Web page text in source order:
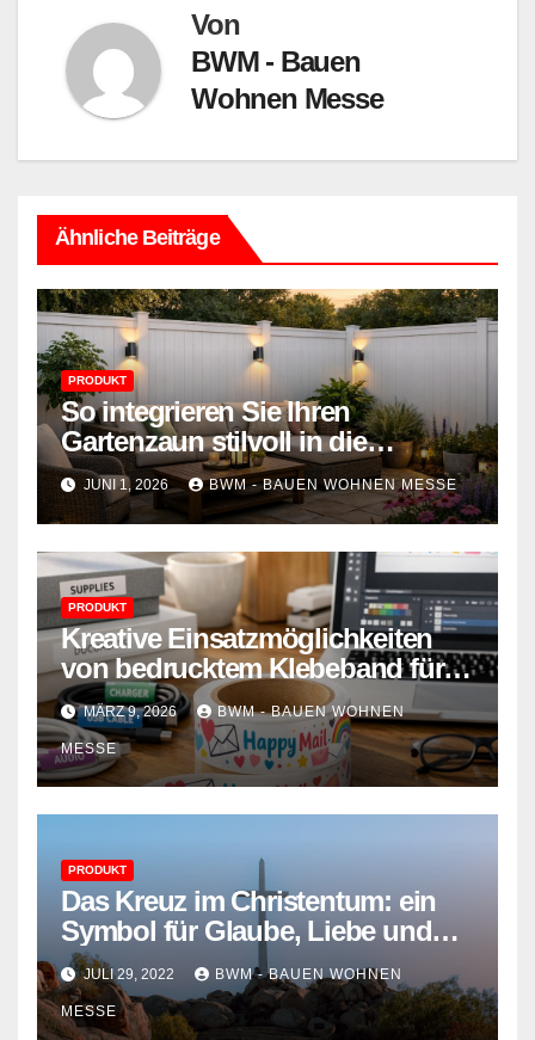
Von
BWM - Bauen
Wohnen Messe
Ähnliche Beiträge
PRODUKT
So integrieren Sie Ihren
Gartenzaun stilvoll in die
Terrasse – mehr Komfort,
weniger Aufwand
JUNI 1, 2026 BWM - BAUEN WOHNEN MESSE
PRODUKT
Kreative Einsatzmöglichkeiten
von bedrucktem Klebeband für
Haushalt & Technik entdecken
MÄRZ 9, 2026 BWM - BAUEN WOHNEN
MESSE
PRODUKT
Das Kreuz im Christentum: ein
Symbol für Glaube, Liebe und
Hoffnung
JULI 29, 2022 BWM - BAUEN WOHNEN
MESSE